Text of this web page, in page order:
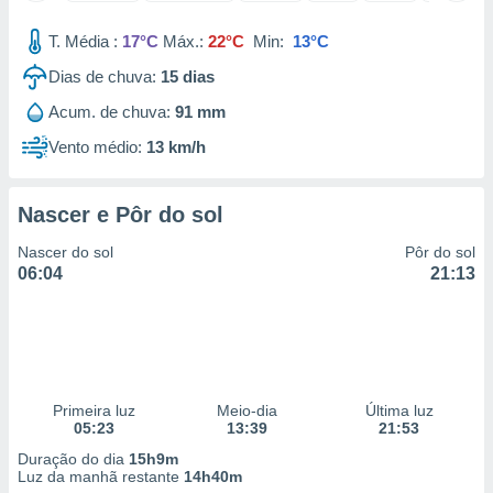
utilizar
criar
medir
da
medir o
fontes,
e melhorar
dados
T. Média : 17°C Máx.: 22°C Min: 13°C
Dias de chuva: 15 dias
Acum. de chuva: 91 mm
Vento médio: 13 km/h
Nascer e Pôr do sol
Nascer do sol
06:04
Pôr do sol
21:13
Primeira luz
05:23
Meio-dia
13:39
Última luz
21:53
Duração do dia 15h9m
Luz da manhã restante 14h40m